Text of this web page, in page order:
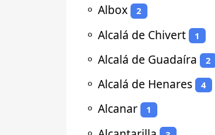
⚬ Albox 2
⚬ Alcalá de Chivert 1
⚬ Alcalá de Guadaíra 2
⚬ Alcalá de Henares 4
⚬ Alcanar 1